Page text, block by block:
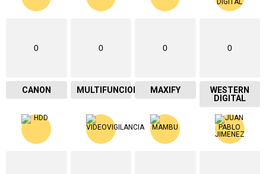
0
CANON
0
MULTIFUNCIONAL
0
MAXIFY
0
WESTERN
DIGITAL